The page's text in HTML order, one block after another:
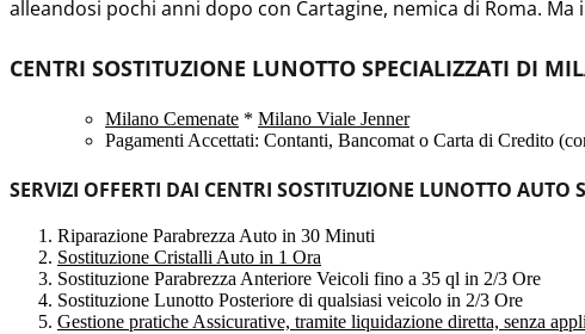
alleandosi pochi anni dopo con Cartagine, nemica di Roma.
CENTRI SOSTITUZIONE LUNOTTO SPECIALIZZATI DI
Milano Cemenate * Milano Viale Jenner
Pagamenti Accettati: Contanti, Bancomat o Carta di Credito
SERVIZI OFFERTI DAI CENTRI SOSTITUZIONE LUNOTTO AUTO
Riparazione Parabrezza Auto in 30 Minuti
Sostituzione Cristalli Auto in 1 Ora
Sostituzione Parabrezza Anteriore Veicoli fino a 35 ql in 2/3 Ore
Sostituzione Lunotto Posteriore di qualsiasi veicolo in 2/3 Ore
Gestione pratiche Assicurative, tramite liquidazione diretta, senza